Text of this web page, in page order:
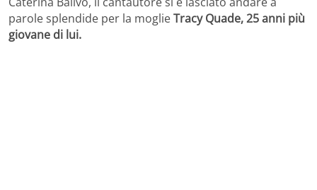
parole splendide per la moglieTracy Quade, 25 anni più
giovane di lui.